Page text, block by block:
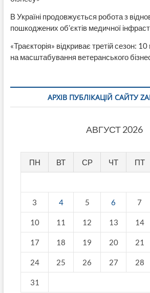
В Україні продовжується робота з
пошкоджених об’єктів медичної
«Траєкторія» відкриває третій сезон:
на масштабування ветеранського
АРХІВ ПУБЛІКАЦІЙ САЙТУ
АВГУСТ 2026
ПН ВТ СР ЧТ ПТ
3 4 5 6 7
10 11 12 13 14
17 18 19 20 21
24 25 26 27 28
31